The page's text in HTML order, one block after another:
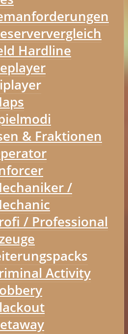
Hardline
& Fraktionen
/
/ Professional
Activity